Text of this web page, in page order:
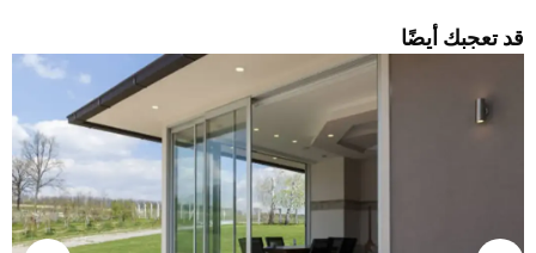
تعجبك أيضًا